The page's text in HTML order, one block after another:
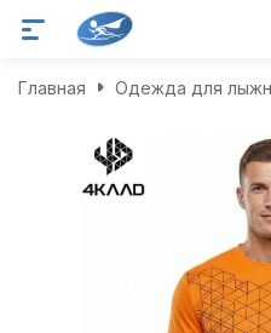
Главная Одежда для